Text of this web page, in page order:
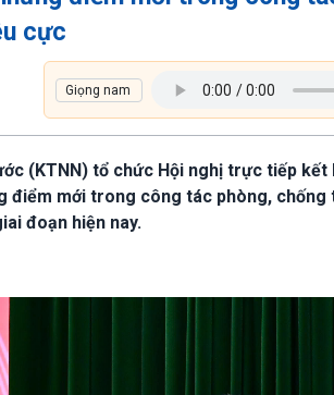
cực
(KTNN) tổ chức Hội nghị trực tiếp
mới trong công tác phòng, chống
đoạn hiện nay.